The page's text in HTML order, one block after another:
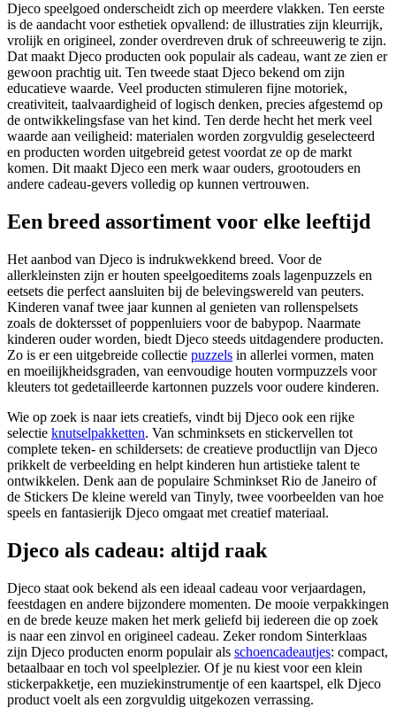
Djeco speelgoed onderscheidt zich op meerdere vlakken. Ten eerste
is de aandacht voor esthetiek opvallend: de illustraties zijn kleurrijk,
vrolijk en origineel, zonder overdreven druk of schreeuwerig te zijn.
Dat maakt Djeco producten ook populair als cadeau, want ze zien er
gewoon prachtig uit. Ten tweede staat Djeco bekend om zijn
educatieve waarde. Veel producten stimuleren fijne motoriek,
creativiteit, taalvaardigheid of logisch denken, precies afgestemd op
de ontwikkelingsfase van het kind. Ten derde hecht het merk veel
waarde aan veiligheid: materialen worden zorgvuldig geselecteerd
en producten worden uitgebreid getest voordat ze op de markt
komen. Dit maakt Djeco een merk waar ouders, grootouders en
andere cadeau-gevers volledig op kunnen vertrouwen.
Een breed assortiment voor elke leeftijd
Het aanbod van Djeco is indrukwekkend breed. Voor de
allerkleinsten zijn er houten speelgoeditems zoals lagenpuzzels en
eetsets die perfect aansluiten bij de belevingswereld van peuters.
Kinderen vanaf twee jaar kunnen al genieten van rollenspelsets
zoals de doktersset of poppenluiers voor de babypop. Naarmate
kinderen ouder worden, biedt Djeco steeds uitdagendere producten.
Zo is er een uitgebreide collectie puzzels in allerlei vormen, maten
en moeilijkheidsgraden, van eenvoudige houten vormpuzzels voor
kleuters tot gedetailleerde kartonnen puzzels voor oudere kinderen.
Wie op zoek is naar iets creatiefs, vindt bij Djeco ook een rijke
selectie knutselpakketten. Van schminksets en stickervellen tot
complete teken- en schildersets: de creatieve productlijn van Djeco
prikkelt de verbeelding en helpt kinderen hun artistieke talent te
ontwikkelen. Denk aan de populaire Schminkset Rio de Janeiro of
de Stickers De kleine wereld van Tinyly, twee voorbeelden van hoe
speels en fantasierijk Djeco omgaat met creatief materiaal.
Djeco als cadeau: altijd raak
Djeco staat ook bekend als een ideaal cadeau voor verjaardagen,
feestdagen en andere bijzondere momenten. De mooie verpakkingen
en de brede keuze maken het merk geliefd bij iedereen die op zoek
is naar een zinvol en origineel cadeau. Zeker rondom Sinterklaas
zijn Djeco producten enorm populair als schoencadeautjes: compact,
betaalbaar en toch vol speelplezier. Of je nu kiest voor een klein
stickerpakketje, een muziekinstrumentje of een kaartspel, elk Djeco
product voelt als een zorgvuldig uitgekozen verrassing.